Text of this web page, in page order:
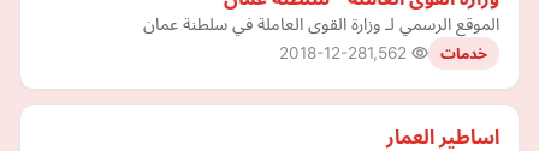
الموقع الرسمي لـ وزارة القوى العاملة في سلطنة عمان
خدمات 2018-12-28
اساطير العمار